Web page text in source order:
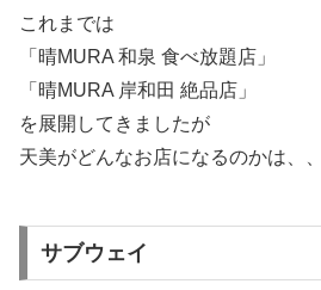
これまでは
「晴MURA 和泉 食べ放題店」
「晴MURA 岸和田 絶品店」
を展開してきましたが
天美がどんなお店になるのかは、
サブウェイ